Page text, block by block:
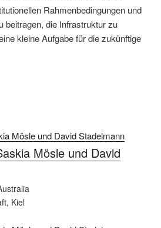
Rahmenbedingungen und
beitragen, die Infrastruktur zu
kleine Aufgabe für die zukünftige
Mösle und David
Kiel